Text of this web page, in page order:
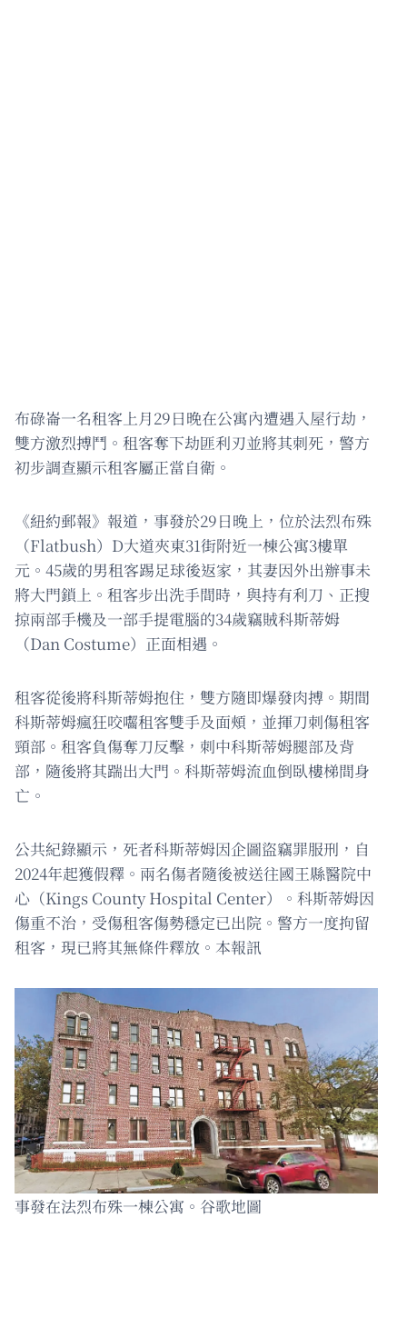
布碌崙一名租客上月29日晚在公寓內遭遇入屋行劫，
雙方激烈搏鬥。租客奪下劫匪利刃並將其刺死，警方
初步調查顯示租客屬正當自衛。
《紐約郵報》報道，事發於29日晚上，位於法烈布殊
（Flatbush）D大道夾東31街附近一棟公寓3樓單
元。45歲的男租客踢足球後返家，其妻因外出辦事未
將大門鎖上。租客步出洗手間時，與持有利刀、正搜
掠兩部手機及一部手提電腦的34歲竊賊科斯蒂姆
（Dan Costume）正面相遇。
租客從後將科斯蒂姆抱住，雙方隨即爆發肉搏。期間
科斯蒂姆瘋狂咬囓租客雙手及面頰，並揮刀刺傷租客
頸部。租客負傷奪刀反擊，刺中科斯蒂姆腿部及背
部，隨後將其踹出大門。科斯蒂姆流血倒臥樓梯間身
亡。
公共紀錄顯示，死者科斯蒂姆因企圖盜竊罪服刑，自
2024年起獲假釋。兩名傷者隨後被送往國王縣醫院中
心（Kings County Hospital Center）。科斯蒂姆因
傷重不治，受傷租客傷勢穩定已出院。警方一度拘留
租客，現已將其無條件釋放。本報訊
事發在法烈布殊一棟公寓。谷歌地圖